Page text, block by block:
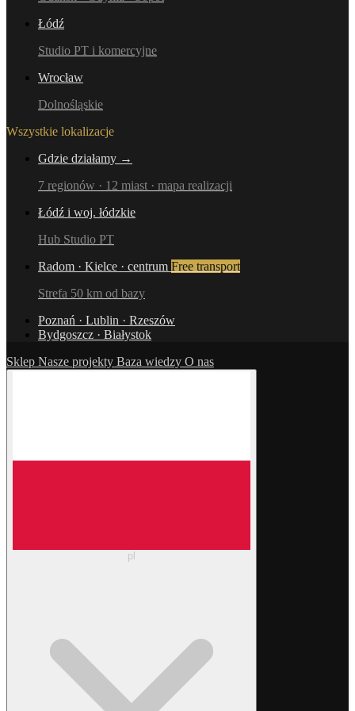
Łódź
Studio PT i komercyjne
Wrocław
Dolnośląskie
Wszystkie lokalizacje
Gdzie działamy →
7 regionów · 12 miast · mapa realizacji
Łódź i woj. łódzkie
Hub Studio PT
Radom · Kielce · centrum Free transport
Strefa 50 km od bazy
Poznań · Lublin · Rzeszów
Bydgoszcz · Białystok
Sklep Nasze projekty Baza wiedzy O nas
pl